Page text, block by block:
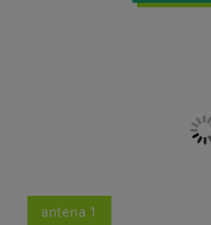
antena 1